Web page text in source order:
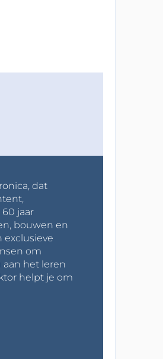
dat
jaar
bouwen en
exclusieve
om
het leren
helpt je om